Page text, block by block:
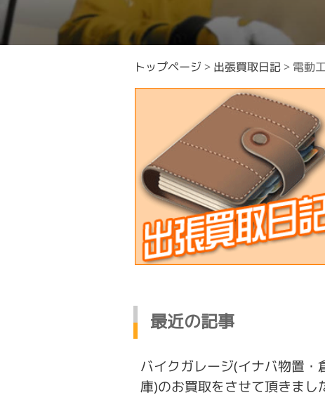
トップページ> 出張買取日記> 電動
最近の記事
バイクガレージ(イナバ物置・
庫)のお買取をさせて頂きまし